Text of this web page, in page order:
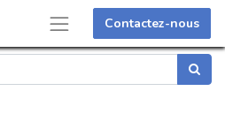
Contactez-nous